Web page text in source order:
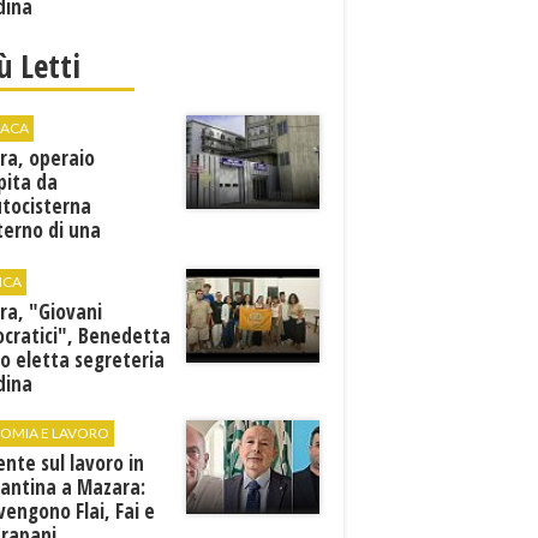
Letti
operaio
da
di una
al "Villa Sofia"
"Giovani
Benedetta
eletta segreteria
E LAVORO
sul lavoro in
a Mazara:
Flai, Fai e